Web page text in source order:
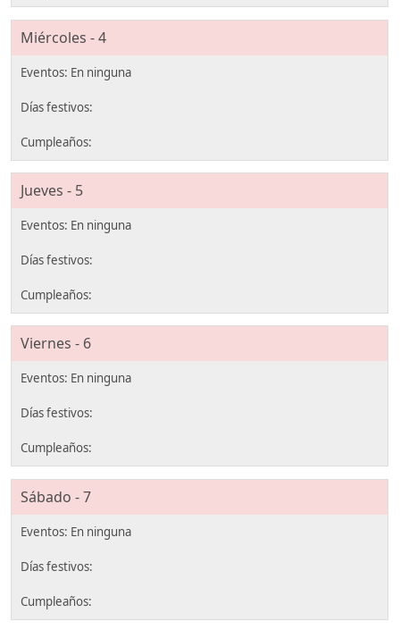
Miércoles - 4
Jueves - 5
Viernes - 6
Sábado - 7